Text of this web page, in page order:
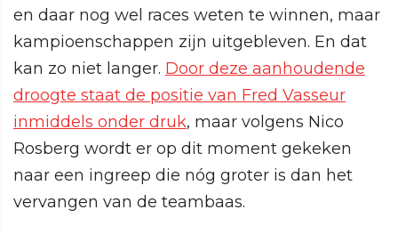
en daar nog wel races weten te winnen, maar
kampioenschappen zijn uitgebleven. En dat
kan zo niet langer. Door deze aanhoudende
droogte staat de positie van Fred Vasseur
inmiddels onder druk, maar volgens Nico
Rosberg wordt er op dit moment gekeken
naar een ingreep die nóg groter is dan het
vervangen van de teambaas.